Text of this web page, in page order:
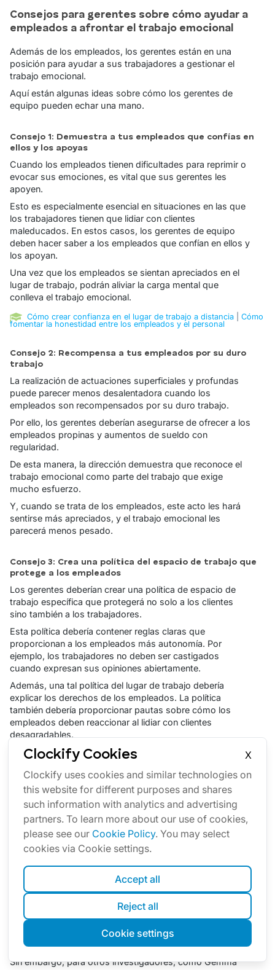
Consejos para gerentes sobre cómo ayudar a
empleados a afrontar el trabajo emocional
Además de los empleados, los gerentes están en una
posición para ayudar a sus trabajadores a gestionar el
trabajo emocional.
Aquí están algunas ideas sobre cómo los gerentes de
equipo pueden echar una mano.
Consejo 1: Demuestra a tus empleados que confías en
ellos y los apoyas
Cuando los empleados tienen dificultades para reprimir o
evocar sus emociones, es vital que sus gerentes les
apoyen.
Esto es especialmente esencial en situaciones en las que
los trabajadores tienen que lidiar con clientes
maleducados. En estos casos, los gerentes de equipo
deben hacer saber a los empleados que confían en ellos y
los apoyan.
Una vez que los empleados se sientan apreciados en el
lugar de trabajo, podrán aliviar la carga mental que
conlleva el trabajo emocional.
Cómo crear confianza en el lugar de trabajo a distancia
Cómo
fomentar la honestidad entre los empleados y el personal
Consejo 2: Recompensa a tus empleados por su duro
trabajo
La realización de actuaciones superficiales y profundas
puede parecer menos desalentadora cuando los
empleados son recompensados por su duro trabajo.
Por ello, los gerentes deberían asegurarse de ofrecer a los
empleados propinas y aumentos de sueldo con
regularidad.
De esta manera, la dirección demuestra que reconoce el
trabajo emocional como parte del trabajo que exige
mucho esfuerzo.
Y, cuando se trata de los empleados, este acto les hará
sentirse más apreciados, y el trabajo emocional les
parecerá menos pesado.
Consejo 3: Crea una política del espacio de trabajo que
protege a los empleados
Los gerentes deberían crear una política de espacio de
trabajo específica que protegerá no solo a los clientes
sino también a los trabajadores.
Esta política debería contener reglas claras que
proporcionan a los empleados más autonomía. Por
ejemplo, los trabajadores no deben ser castigados
cuando expresan sus opiniones abiertamente.
Además, una tal política del lugar de trabajo debería
explicar los derechos de los empleados. La política
también debería proporcionar pautas sobre cómo los
empleados deben reaccionar al lidiar con clientes
desagradables.
Crear una política del lugar de trabajo que empodera a los
empleados definitivamente ayudará a que los trabajadores
se sientan respetados en el lugar de trabajo, lo que les
ayudará a ser menos cansados emocionalmente.
Conclusión: El trabajo emocional no
tiene que ser agotador
Manejar tus emociones, reprimiéndolas o evocándolas,
para que se adapten mejor a tu puesto de trabajo es la
esencia del trabajo emocional.
Cuando creó este término, Arlie Hochschild se enfocó
exclusivamente en la gestión de las emociones en el lugar
de trabajo.
Sin embargo, para otros investigadores, como Gemma
Clockify Cookies
X
Clockify uses cookies and similar technologies on
this website for different purposes and shares
such information with analytics and advertising
partners. To learn more about our use of cookies,
please see our Cookie Policy. You may select
cookies via Cookie settings.
Accept all
Reject all
Cookie settings